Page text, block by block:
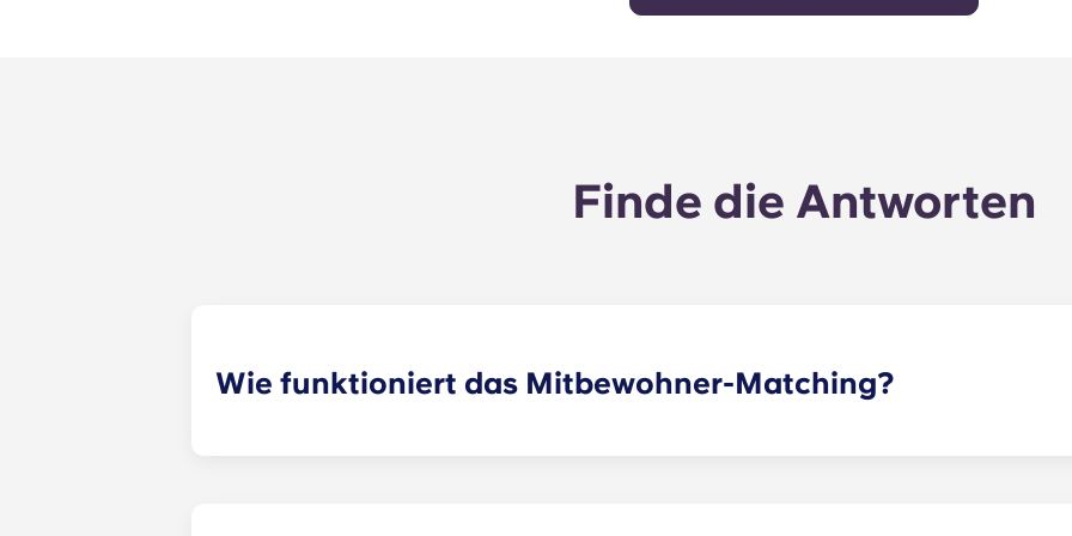
Finde die Antworten
Wie funktioniert das Mitbewohner-Matching?